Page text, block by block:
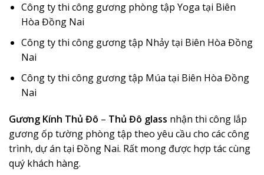
Công ty thi công gương phòng tập Yoga tại Biên
Hòa Đồng Nai
Công ty thi công gương tập Nhảy tại Biên Hòa Đồng
Nai
Công ty thi công gương tập Múa tại Biên Hòa Đồng
Nai
Gương Kính Thủ Đô – Thủ Đô glass nhận thi công lắp
gương ốp tường phòng tập theo yêu cầu cho các công
trình, dự án tại Đồng Nai. Rất mong được hợp tác cùng
quý khách hàng.